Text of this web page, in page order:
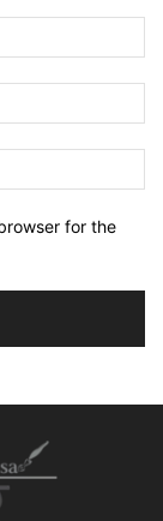
for the